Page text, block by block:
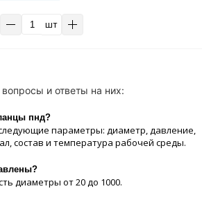
шт
и ответы на них:
пнд?
параметры: диаметр, давление,
состав и температура рабочей срeды.
диaметры от 20 до 1000.